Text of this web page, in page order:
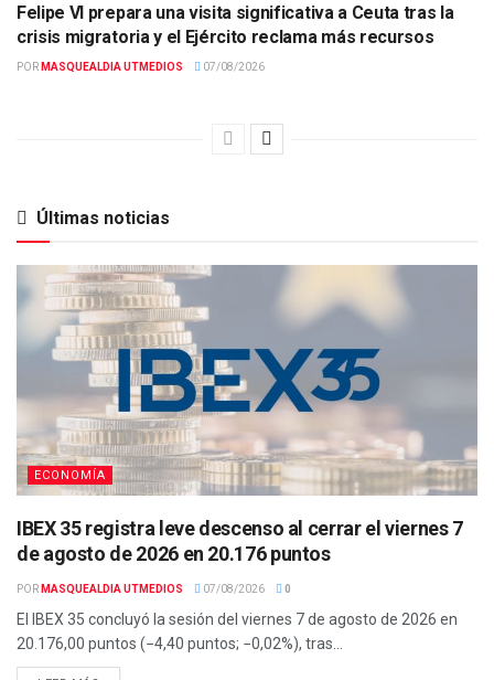
Felipe VI prepara una visita significativa a Ceuta tras la
crisis migratoria y el Ejército reclama más recursos
POR MASQUEALDIA UTMEDIOS 07/08/2026
Últimas noticias
ECONOMÍA
IBEX 35 registra leve descenso al cerrar el viernes 7
de agosto de 2026 en 20.176 puntos
POR MASQUEALDIA UTMEDIOS 07/08/2026 0
El IBEX 35 concluyó la sesión del viernes 7 de agosto de 2026 en
20.176,00 puntos (−4,40 puntos; −0,02%), tras...